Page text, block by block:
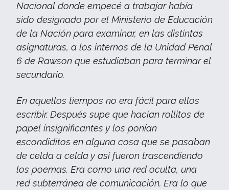
Nacional donde empecé a trabajar había
sido designado por el Ministerio de Educación
de la Nación para examinar, en las distintas
asignaturas, a los internos de la Unidad Penal
6 de Rawson que estudiaban para terminar el
secundario.
En aquellos tiempos no era fácil para ellos
escribir. Después supe que hacían rollitos de
papel insignificantes y los ponían
escondiditos en alguna cosa que se pasaban
de celda a celda y así fueron trascendiendo
los poemas. Era como una red oculta, una
red subterránea de comunicación. Era lo que